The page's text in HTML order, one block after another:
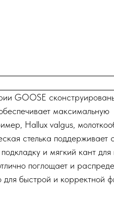
GOOSE
максимальную
Hallux valgus,
стелька
и мягкий кант
поглощает и
быстрой и корректной